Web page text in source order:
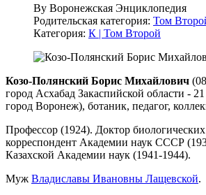
By Воронежская Энциклопедия
Родительская категория: Том
Категория: К | Том Второй
Козо-Полянский Борис Михайлович
город Асхабад Закаспийской области -
город Воронеж), ботаник, педагог,
Профессор (1924). Доктор
корреспондент Академии наук СССР
Казахской Академии наук (1941-1944).
Муж Владиславы Ивановны Лащевской.